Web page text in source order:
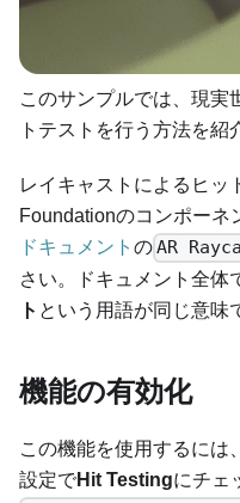
このサンプルでは、​​現実
トテストを行う方法を紹
レイキャストによるヒッ
Foundationのコンポーネ
ドキュメント のAR
さい。ドキュメント全体
ト という用語が同じ意味
機能の有効化
この機能を使用するには
設定でHit Testingにチェ